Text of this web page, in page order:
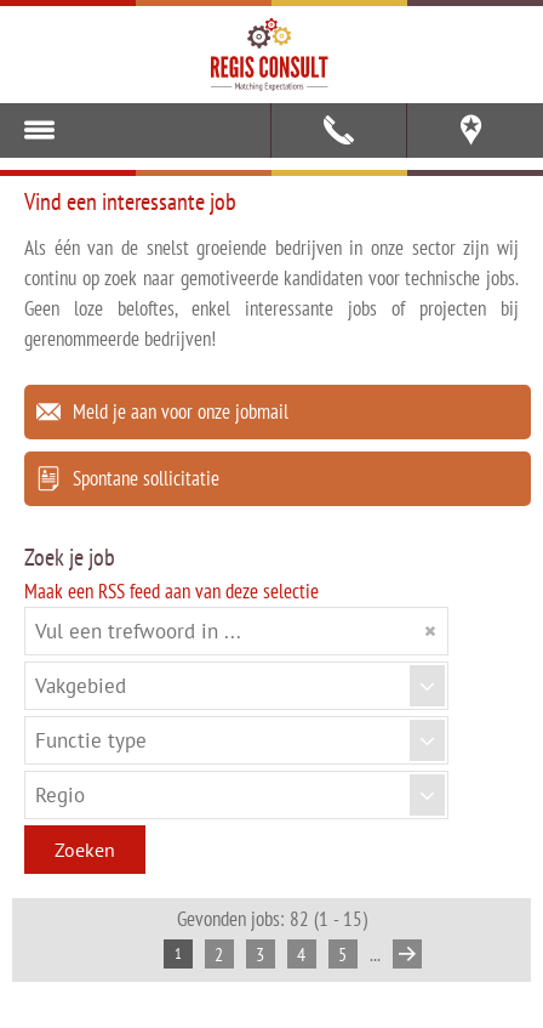
Vind een interessante job
Als één van de snelst groeiende bedrijven in onze sector zijn wij
continu op zoek naar gemotiveerde kandidaten voor technische jobs.
Geen loze beloftes, enkel interessante jobs of projecten bij
gerenommeerde bedrijven!
Meld je aan voor onze jobmail
Spontane sollicitatie
Zoek je job
Maak een RSS feed aan van deze selectie
Zoeken
Gevonden jobs: 82 (1 - 15)
1 2 3 4 5 ...